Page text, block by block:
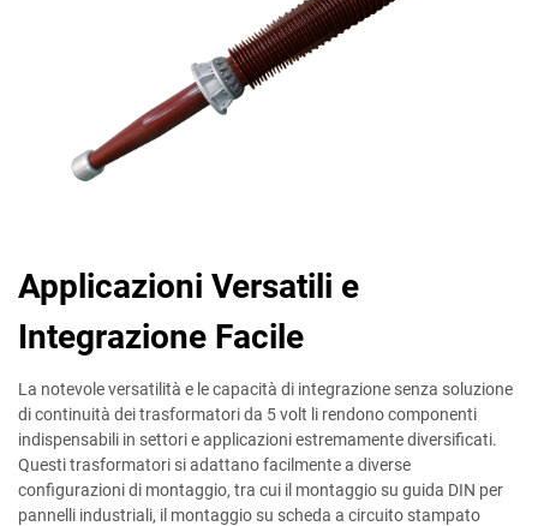
Applicazioni Versatili e
Integrazione Facile
La notevole versatilità e le capacità di integrazione senza soluzione
di continuità dei trasformatori da 5 volt li rendono componenti
indispensabili in settori e applicazioni estremamente diversificati.
Questi trasformatori si adattano facilmente a diverse
configurazioni di montaggio, tra cui il montaggio su guida DIN per
pannelli industriali, il montaggio su scheda a circuito stampato